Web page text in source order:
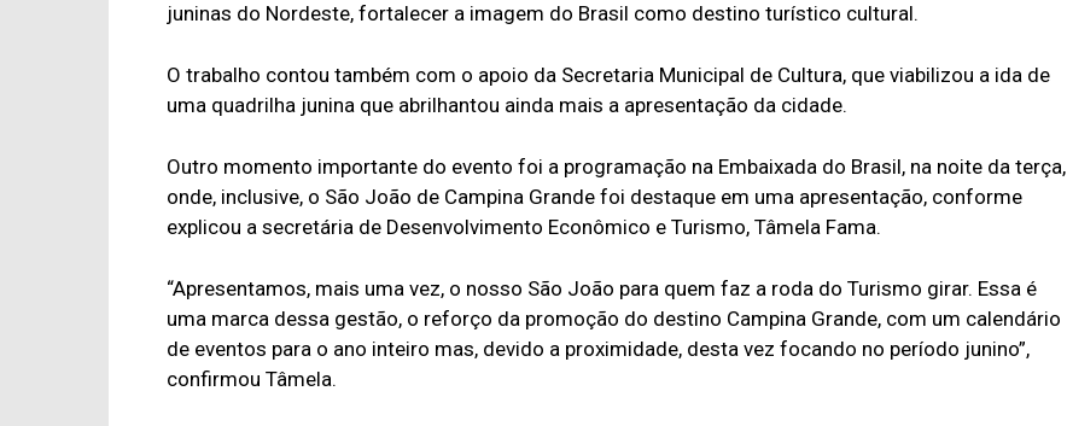
juninas do Nordeste, fortalecer a imagem do Brasil como destino turístico cultural.
O trabalho contou também com o apoio da Secretaria Municipal de Cultura, que viabilizou a ida de
uma quadrilha junina que abrilhantou ainda mais a apresentação da cidade.
Outro momento importante do evento foi a programação na Embaixada do Brasil, na noite da terça,
onde, inclusive, o São João de Campina Grande foi destaque em uma apresentação, conforme
explicou a secretária de Desenvolvimento Econômico e Turismo, Tâmela Fama.
“Apresentamos, mais uma vez, o nosso São João para quem faz a roda do Turismo girar. Essa é
uma marca dessa gestão, o reforço da promoção do destino Campina Grande, com um calendário
de eventos para o ano inteiro mas, devido a proximidade, desta vez focando no período junino”,
confirmou Tâmela.